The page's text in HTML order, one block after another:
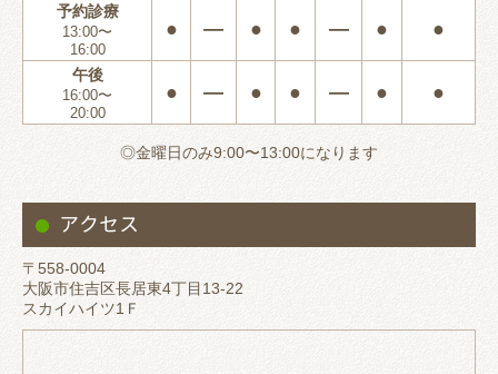
予約診療
13:00〜
16:00
● ― ● ● ― ● ●
午後
16:00〜
20:00
● ― ● ● ― ● ●
◎金曜日のみ9:00〜13:00になります
アクセス
〒558-0004
大阪市住吉区長居東4丁目13-22
スカイハイツ1Ｆ